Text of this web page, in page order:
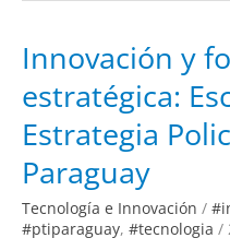
Innovación y
estratégica:
Estrategia
Paraguay
Tecnología e Innovación /
#ptiparaguay, #tecnologia /
Innovación
y
formación
estratégica:
Escuela
Estrategia
Policial
el
PTI
Paraguay